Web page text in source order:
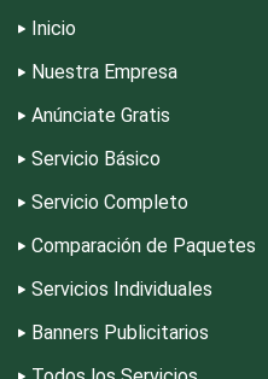
Escuelas de Idiomas
Escuelas de Manejo
Inicio
Nuestra Empresa
Anúnciate Gratis
Servicio Básico
Servicio Completo
Comparación de Paquetes
Servicios Individuales
Banners Publicitarios